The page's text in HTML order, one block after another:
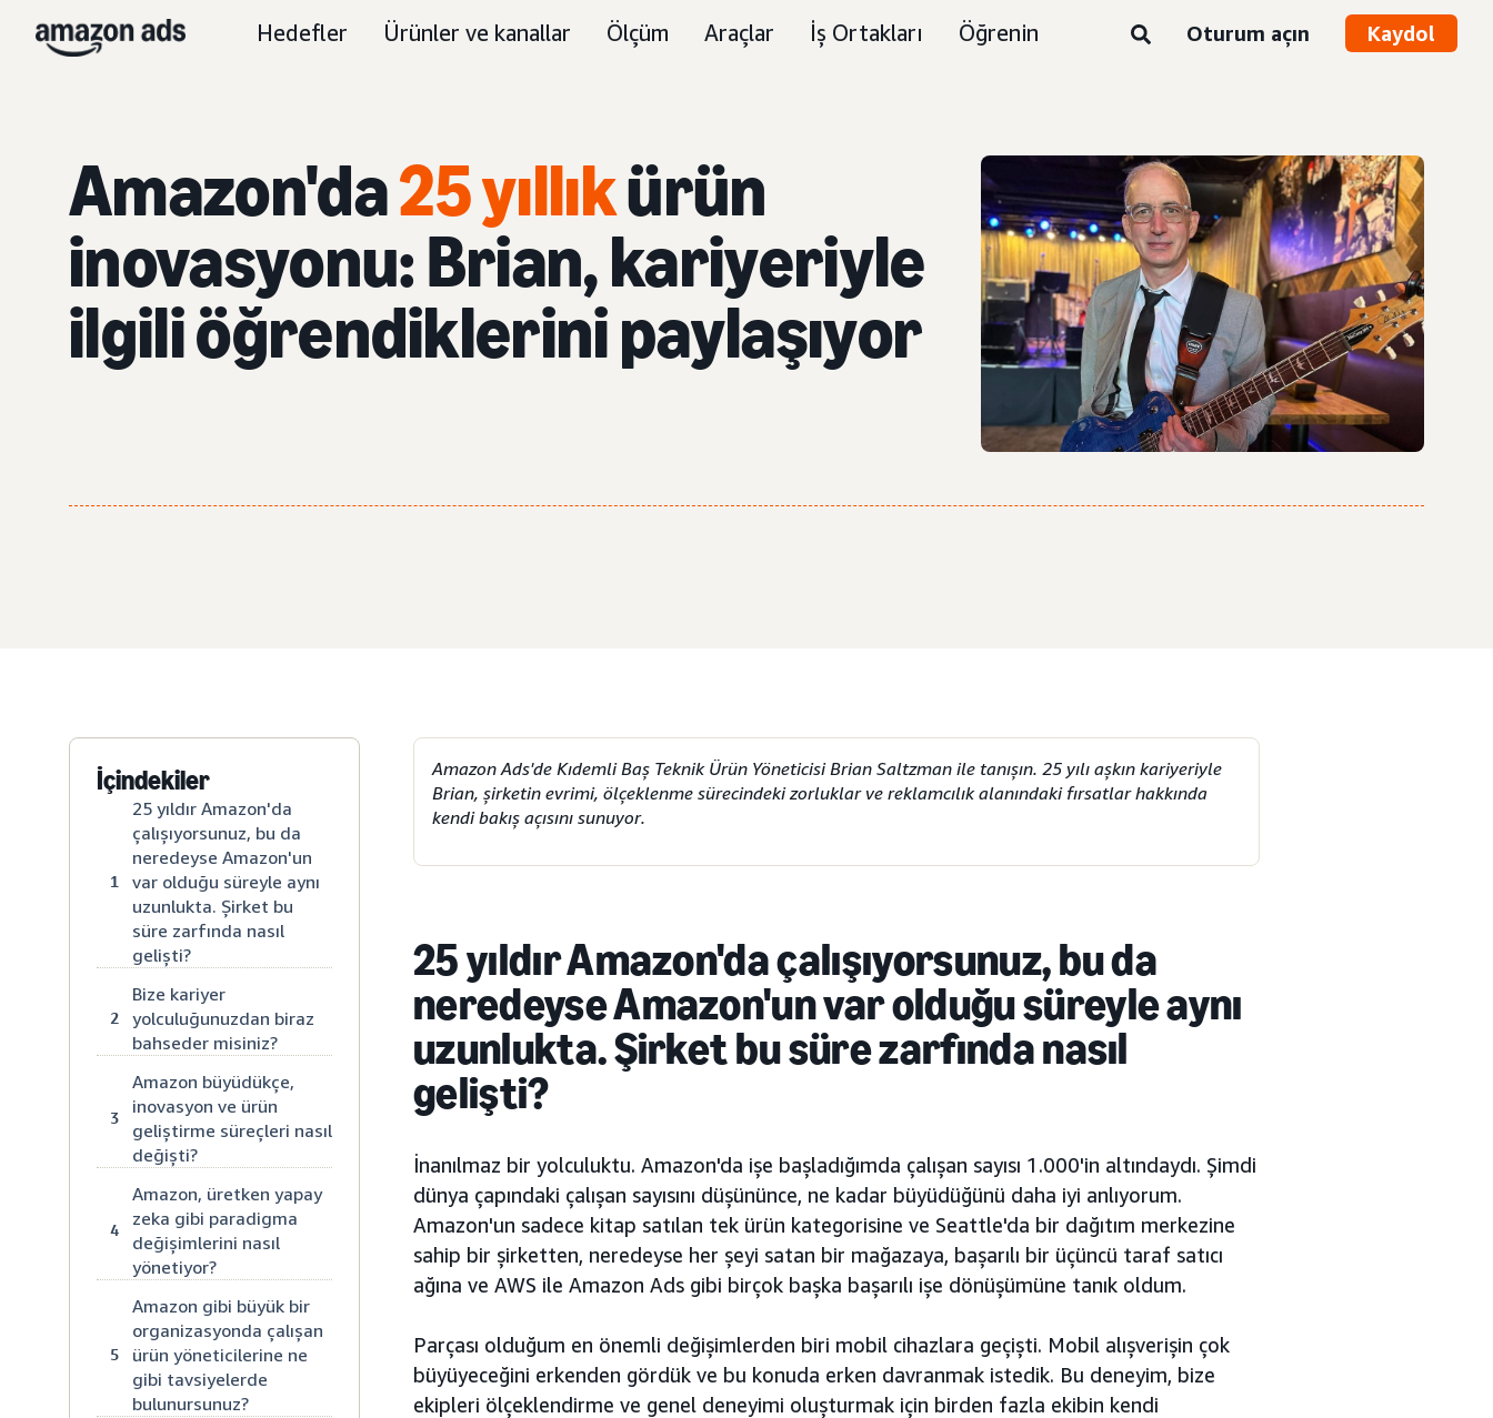
Hedefler Ürünler ve kanallar Ölçüm Araçlar İş Ortakları Öğrenin Oturum açın Kaydol
Amazon'da25 yıllıkürün
inovasyonu: Brian, kariyeriyle
ilgili öğrendiklerini paylaşıyor
İçindekiler
1
25 yıldır Amazon'da
çalışıyorsunuz, bu da
neredeyse Amazon'un
var olduğu süreyle aynı
uzunlukta. Şirket bu
süre zarfında nasıl
gelişti?
2
Bize kariyer
yolculuğunuzdan biraz
bahseder misiniz?
3
Amazon büyüdükçe,
inovasyon ve ürün
geliştirme süreçleri nasıl
değişti?
4
Amazon, üretken yapay
zeka gibi paradigma
değişimlerini nasıl
yönetiyor?
5
Amazon gibi büyük bir
organizasyonda çalışan
ürün yöneticilerine ne
gibi tavsiyelerde
bulunursunuz?
Amazon Ads'de Kıdemli Baş Teknik Ürün Yöneticisi Brian Saltzman ile tanışın. 25 yılı aşkın kariyeriyle
Brian, şirketin evrimi, ölçeklenme sürecindeki zorluklar ve reklamcılık alanındaki fırsatlar hakkında
kendi bakış açısını sunuyor.
25 yıldır Amazon'da çalışıyorsunuz, bu da
neredeyse Amazon'un var olduğu süreyle aynı
uzunlukta. Şirket bu süre zarfında nasıl
gelişti?
İnanılmaz bir yolculuktu. Amazon'da işe başladığımda çalışan sayısı 1.000'in altındaydı. Şimdi
dünya çapındaki çalışan sayısını düşününce, ne kadar büyüdüğünü daha iyi anlıyorum.
Amazon'un sadece kitap satılan tek ürün kategorisine ve Seattle'da bir dağıtım merkezine
sahip bir şirketten, neredeyse her şeyi satan bir mağazaya, başarılı bir üçüncü taraf satıcı
ağına ve AWS ile Amazon Ads gibi birçok başka başarılı işe dönüşümüne tanık oldum.
Parçası olduğum en önemli değişimlerden biri mobil cihazlara geçişti. Mobil alışverişin çok
büyüyeceğini erkenden gördük ve bu konuda erken davranmak istedik. Bu deneyim, bize
ekipleri ölçeklendirme ve genel deneyimi oluşturmak için birden fazla ekibin kendi